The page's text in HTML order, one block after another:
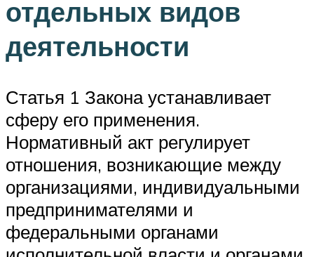
отдельных видов
деятельности
Статья 1 Закона устанавливает
сферу его применения.
Нормативный акт регулирует
отношения, возникающие между
организациями, индивидуальными
предпринимателями и
федеральными органами